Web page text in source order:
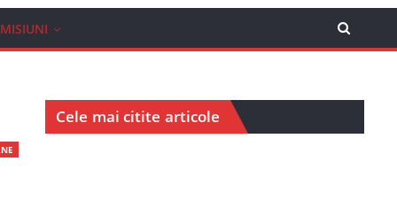
Cele mai citite articole